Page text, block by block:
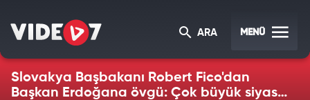
ARA MENÜ
Slovakya Başbakanı Robert Fico'dan
Başkan Erdoğana övgü: Çok büyük siyasi